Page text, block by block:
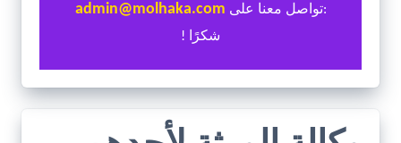
:تواصل معنا على admin@molhaka.com
شكرًا !